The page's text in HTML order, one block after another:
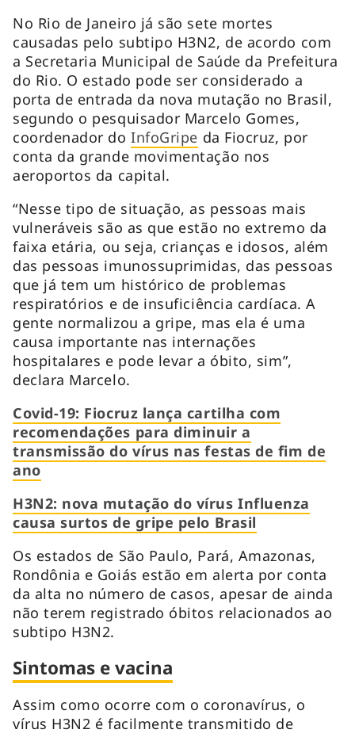
No Rio de Janeiro já são sete mortes
causadas pelo subtipo H3N2, de acordo com
a Secretaria Municipal de Saúde da Prefeitura
do Rio. O estado pode ser considerado a
porta de entrada da nova mutação no Brasil,
segundo o pesquisador Marcelo Gomes,
coordenador doInfoGripe da Fiocruz, por
conta da grande movimentação nos
aeroportos da capital.
“Nesse tipo de situação, as pessoas mais
vulneráveis são as que estão no extremo da
faixa etária, ou seja, crianças e idosos, além
das pessoas imunossuprimidas, das pessoas
que já tem um histórico de problemas
respiratórios e de insuficiência cardíaca. A
gente normalizou a gripe, mas ela é uma
causa importante nas internações
hospitalares e pode levar a óbito, sim”,
declara Marcelo.
Covid-19: Fiocruz lança cartilha com
recomendações para diminuir a
transmissão do vírus nas festas de fim de
ano
H3N2: nova mutação do vírus Influenza
causa surtos de gripe pelo Brasil
Os estados de São Paulo, Pará, Amazonas,
Rondônia e Goiás estão em alerta por conta
da alta no número de casos, apesar de ainda
não terem registrado óbitos relacionados ao
subtipo H3N2.
Sintomas e vacina
Assim como ocorre com o coronavírus, o
vírus H3N2 é facilmente transmitido de